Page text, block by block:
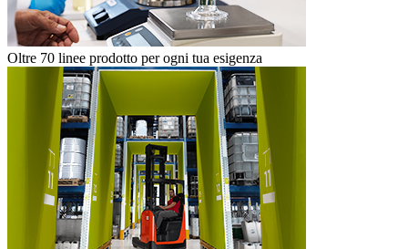
Oltre 70 linee prodotto per ogni tua esigenza